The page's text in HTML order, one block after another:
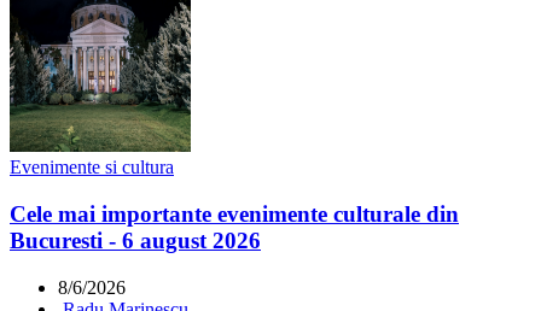
Evenimente si cultura
Cele mai importante evenimente culturale din
Bucuresti - 6 august 2026
8/6/2026